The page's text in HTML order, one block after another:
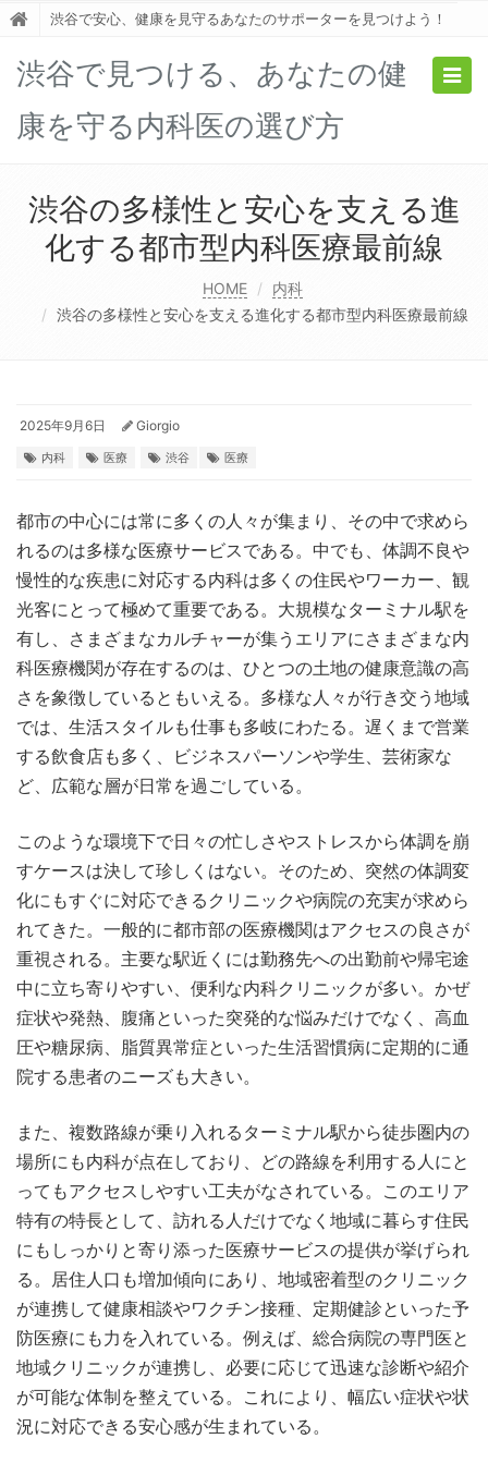
渋谷で安心、健康を見守るあなたのサポーターを見つけよう！
渋谷で見つける、あなたの健
康を守る内科医の選び方
渋谷の多様性と安心を支える進
化する都市型内科医療最前線
HOME
内科
渋谷の多様性と安心を支える進化する都市型内科医療最前線
2025年9月6日 Giorgio
内科 医療 渋谷 医療
都市の中心には常に多くの人々が集まり、その中で求めら
れるのは多様な医療サービスである。 中でも、体調不良や
慢性的な疾患に対応する内科は多くの住民やワーカー、観
光客にとって極めて重要である。大規模なターミナル駅を
有し、さまざまなカルチャーが集うエリアにさまざまな内
科医療機関が存在するのは、ひとつの土地の健康意識の高
さを象徴しているともいえる。多様な人々が行き交う地域
では、生活スタイルも仕事も多岐にわたる。遅くまで営業
する飲食店も多く、ビジネスパーソンや学生、芸術家な
ど、広範な層が日常を過ごしている。
このような環境下で日々の忙しさやストレスから体調を崩
すケースは決して珍しくはない。そのため、突然の体調変
化にもすぐに対応できるクリニックや病院の充実が求めら
れてきた。一般的に都市部の医療機関はアクセスの良さが
重視される。主要な駅近くには勤務先への出勤前や帰宅途
中に立ち寄りやすい、便利な内科クリニックが多い。かぜ
症状や発熱、腹痛といった突発的な悩みだけでなく、高血
圧や糖尿病、脂質異常症といった生活習慣病に定期的に通
院する患者のニーズも大きい。
また、複数路線が乗り入れるターミナル駅から徒歩圏内の
場所にも内科が点在しており、どの路線を利用する人にと
ってもアクセスしやすい工夫がなされている。このエリア
特有の特長として、訪れる人だけでなく地域に暮らす住民
にもしっかりと寄り添った医療サービスの提供が挙げられ
る。居住人口も増加傾向にあり、地域密着型のクリニック
が連携して健康相談やワクチン接種、定期健診といった予
防医療にも力を入れている。例えば、総合病院の専門医と
地域クリニックが連携し、必要に応じて迅速な診断や紹介
が可能な体制を整えている。これにより、幅広い症状や状
況に対応できる安心感が生まれている。